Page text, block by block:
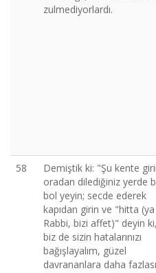
zulmediyorlardı.
58
Demiştik ki: "Şu kente
oradan dilediğiniz yerde
bol yeyin; secde ederek
kapıdan girin ve "hitta (ya
Rabbi, bizi affet)" deyin ki,
biz de sizin hatalarınızı
bağışlayalım, güzel
davrananlara daha